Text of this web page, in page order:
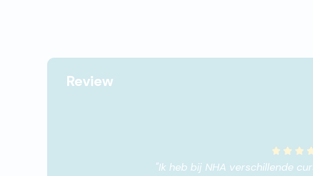
Review
"Ik heb bij NHA verschillende